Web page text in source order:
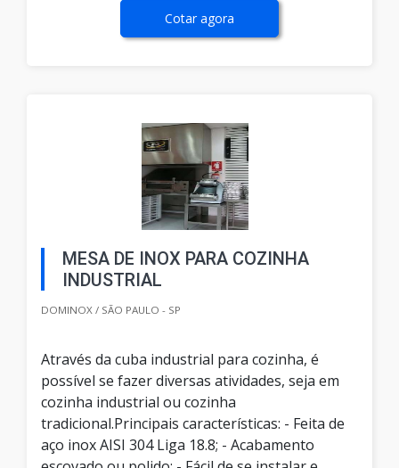
Cotar agora
MESA DE INOX PARA COZINHA
INDUSTRIAL
DOMINOX / SÃO PAULO - SP
Através da cuba industrial para cozinha, é
possível se fazer diversas atividades, seja em
cozinha industrial ou cozinha
tradicional.Principais características: - Feita de
aço inox AISI 304 Liga 18.8; - Acabamento